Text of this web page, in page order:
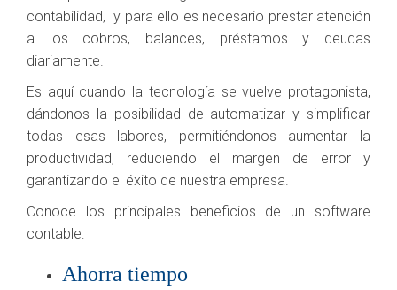
contabilidad, y para ello es necesario prestar atención
a los cobros, balances, préstamos y deudas
diariamente.
Es aquí cuando la tecnología se vuelve protagonista,
dándonos la posibilidad de automatizar y simplificar
todas esas labores, permitiéndonos aumentar la
productividad, reduciendo el margen de error y
garantizando el éxito de nuestra empresa.
Conoce los principales beneficios de un software
contable:
Ahorra tiempo